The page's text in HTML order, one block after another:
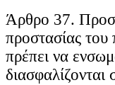
Άρθρο 37.
προστασίας του
πρέπει να